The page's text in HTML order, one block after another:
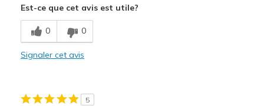
Width
Sizing
View On Shoes
Est-ce que cet avis est utile?
0 0
Signaler cet avis
5